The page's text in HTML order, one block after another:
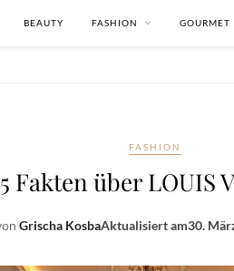
BEAUTY FASHION GOURMET
FASHION
Fakten über LOUIS
Grischa KosbaAktualisiert am30.